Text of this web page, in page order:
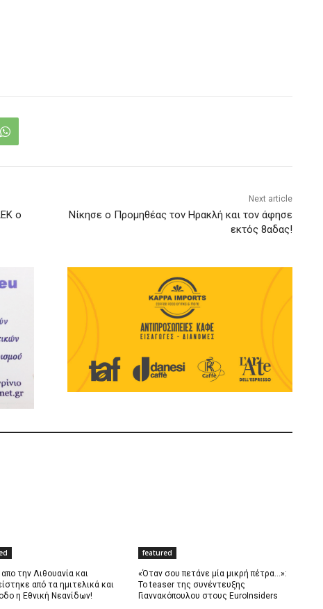
ο
Next article
Νίκησε ο Προμηθέας τον Ηρακλή και τον άφησε
εκτός 8αδας!
την Λιθουανία και
από τα ημιτελικά και
η Εθνική Νεανίδων!
featured
«Όταν σου πετάνε μία μικρή πέτρα…»:
Το teaser της συνέντευξης
Γιαννακόπουλου στους EuroInsiders